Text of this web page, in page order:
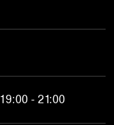
19:00 - 21:00